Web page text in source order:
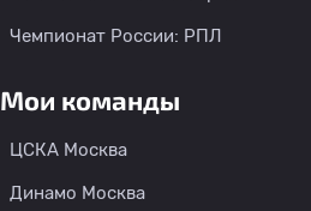
Чемпионат России: РПЛ
Мои команды
ЦСКА Москва
Динамо Москва